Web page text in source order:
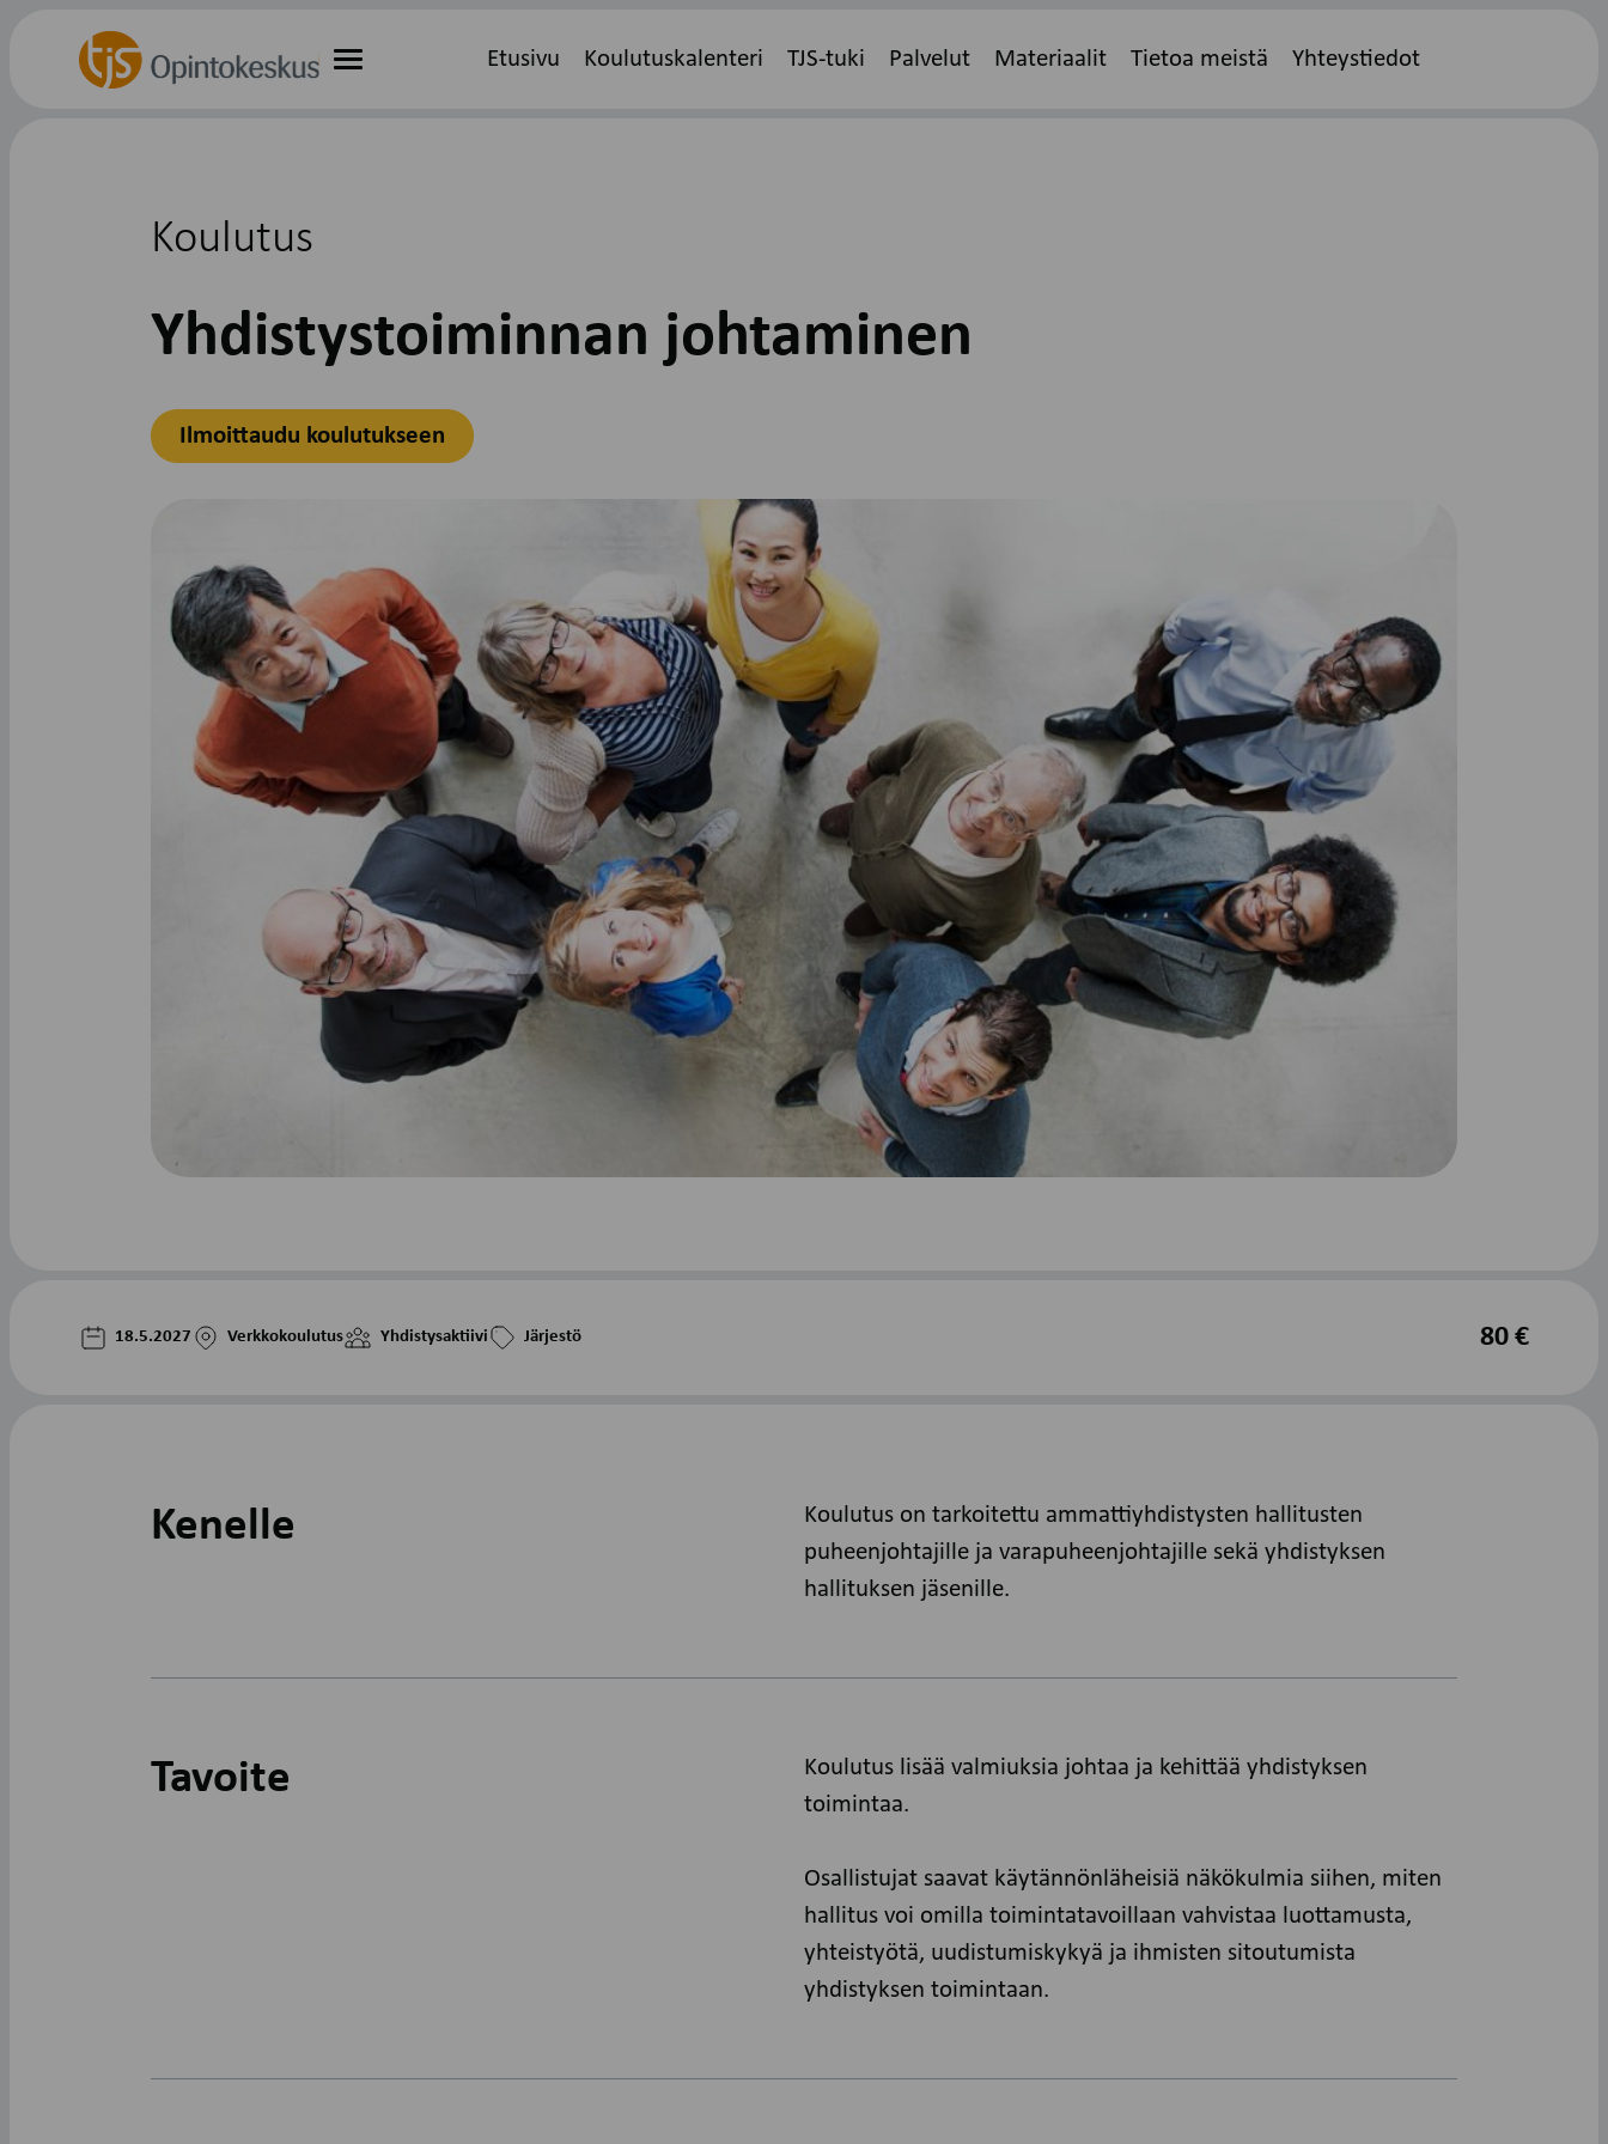
sisältöönEtusivu
Valikko
Etusivu Koulutuskalenteri TJS-tuki Palvelut Materiaalit Tietoa meistä Yhteystiedot
Koulutus
Yhdistystoiminnan johtaminen
Ilmoittaudu koulutukseen
18.5.2027 Verkkokoulutus Yhdistysaktiivi Järjestö 80 €
Kenelle
Koulutus on tarkoitettu ammattiyhdistysten hallitusten
puheenjohtajille ja varapuheenjohtajille sekä yhdistyksen
hallituksen jäsenille.
Tavoite
Koulutus lisää valmiuksia johtaa ja kehittää yhdistyksen
toimintaa.
Osallistujat saavat käytännönläheisiä näkökulmia siihen, miten
hallitus voi omilla toimintatavoillaan vahvistaa luottamusta,
yhteistyötä, uudistumiskykyä ja ihmisten sitoutumista
yhdistyksen toimintaan.